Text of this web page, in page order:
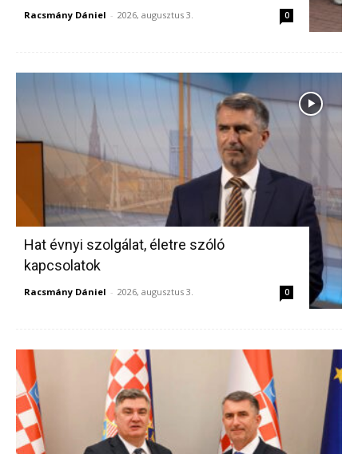
Racsmány Dániel - 2026, augusztus 3. 0
Hat évnyi szolgálat, életre szóló
kapcsolatok
Racsmány Dániel - 2026, augusztus 3. 0